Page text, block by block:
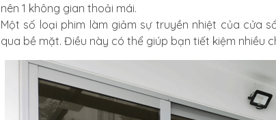
nên 1 không gian thoải mái.
Một số loại phim làm giảm sự truyền nhiệt của cửa
qua bề mặt. Điều này có thể giúp bạn tiết kiệm nhiều